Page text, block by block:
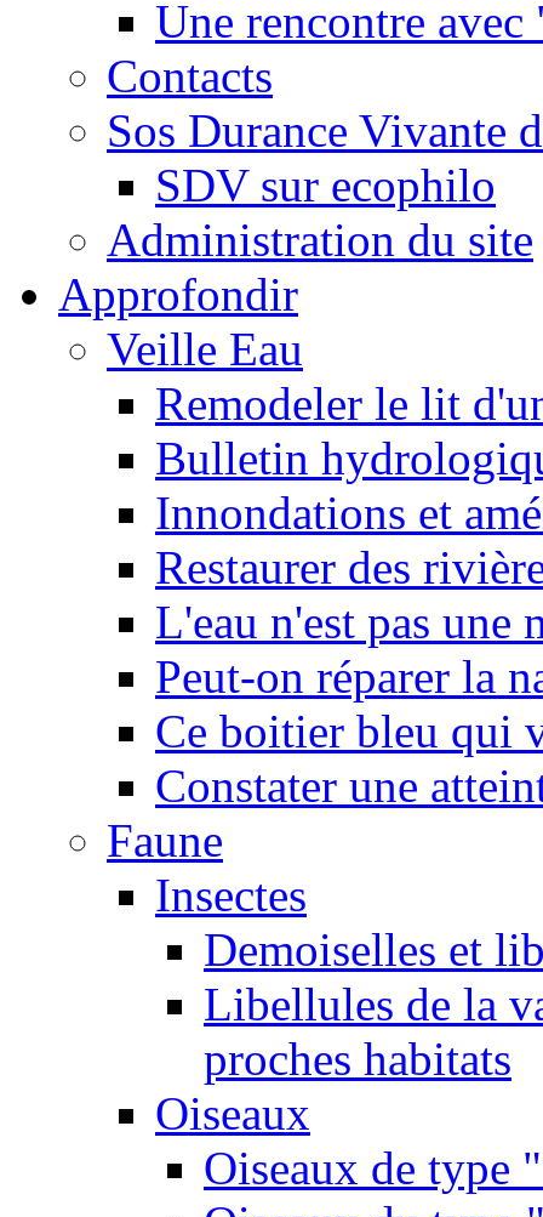
Une rencontre
Contacts
Sos Durance Vivante
SDV sur ecophilo
Administration du site
Approfondir
Veille Eau
Remodeler le lit
Bulletin
Innondations et
Restaurer des
L'eau n'est pas une
Peut-on réparer la
Ce boitier bleu qui
Constater une
Faune
Insectes
Demoiselles et
Libellules de la
proches habitats
Oiseaux
Oiseaux de type